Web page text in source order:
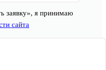
заявку», я принимаю
сайта